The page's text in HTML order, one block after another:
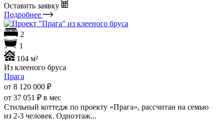
Оставить заявку
Подробнее
2
1
104 м²
Из клееного бруса
Прага
от 8 120 000 ₽
от 37 051 ₽ в мес
Стильный коттедж по проекту «Прага», рассчитан на семью
из 2-3 человек. Одноэтаж...